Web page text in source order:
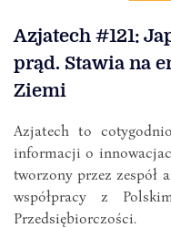
Azjatech #121:
prąd. Stawia na
Ziemi
Azjatech to
informacji o
tworzony przez zespół
współpracy z
Przedsiębiorczości.